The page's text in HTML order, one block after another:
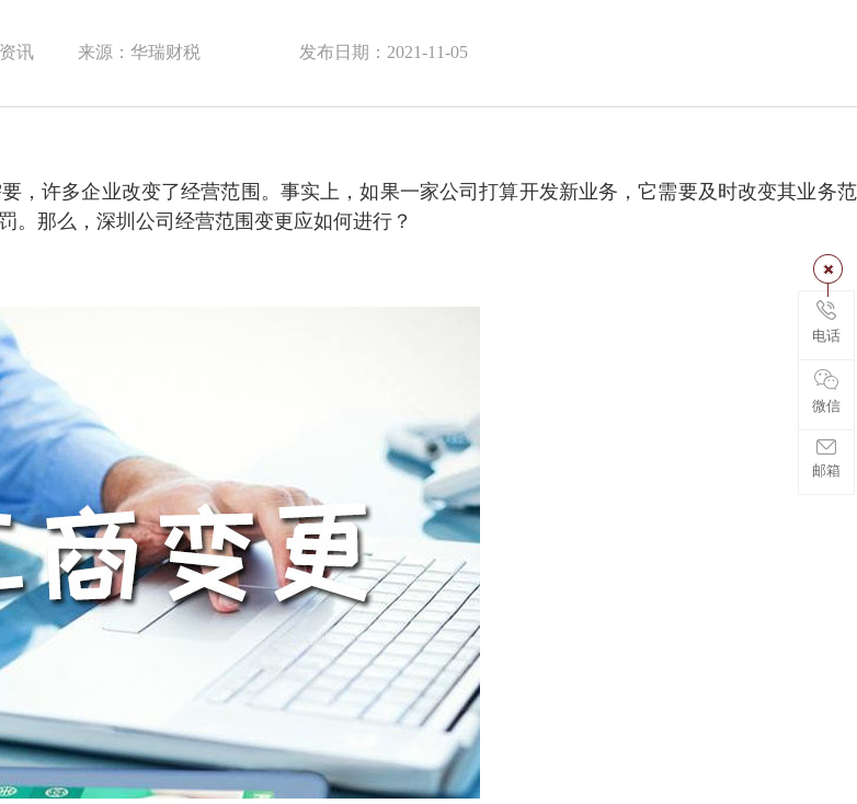
讯 来源：华瑞财税 发布日期：2021-11-05
，许多企业改变了经营范围。事实上，如果一家公司打算开发新业务，它需要及时改变其业务
那么，深圳公司经营范围变更应如何进行？
电话
微信
邮箱